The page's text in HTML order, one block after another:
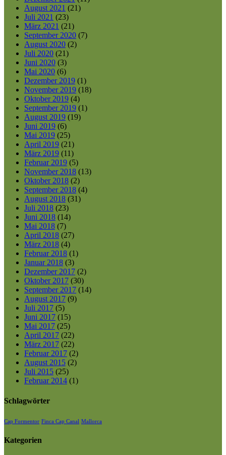
August 2021 (21)
Juli 2021 (23)
März 2021 (21)
September 2020 (7)
August 2020 (2)
Juli 2020 (21)
Juni 2020 (3)
Mai 2020 (6)
Dezember 2019 (1)
November 2019 (18)
Oktober 2019 (4)
September 2019 (1)
August 2019 (19)
Juni 2019 (6)
Mai 2019 (25)
April 2019 (21)
März 2019 (11)
Februar 2019 (5)
November 2018 (13)
Oktober 2018 (2)
September 2018 (4)
August 2018 (31)
Juli 2018 (23)
Juni 2018 (14)
Mai 2018 (7)
April 2018 (27)
März 2018 (4)
Februar 2018 (1)
Januar 2018 (3)
Dezember 2017 (2)
Oktober 2017 (30)
September 2017 (14)
August 2017 (9)
Juli 2017 (5)
Juni 2017 (15)
Mai 2017 (25)
April 2017 (22)
März 2017 (22)
Februar 2017 (2)
August 2015 (2)
Juli 2015 (25)
Februar 2014 (1)
Schlagwörter
Cap Formentor Finca Cap Canal Mallorca
Kategorien